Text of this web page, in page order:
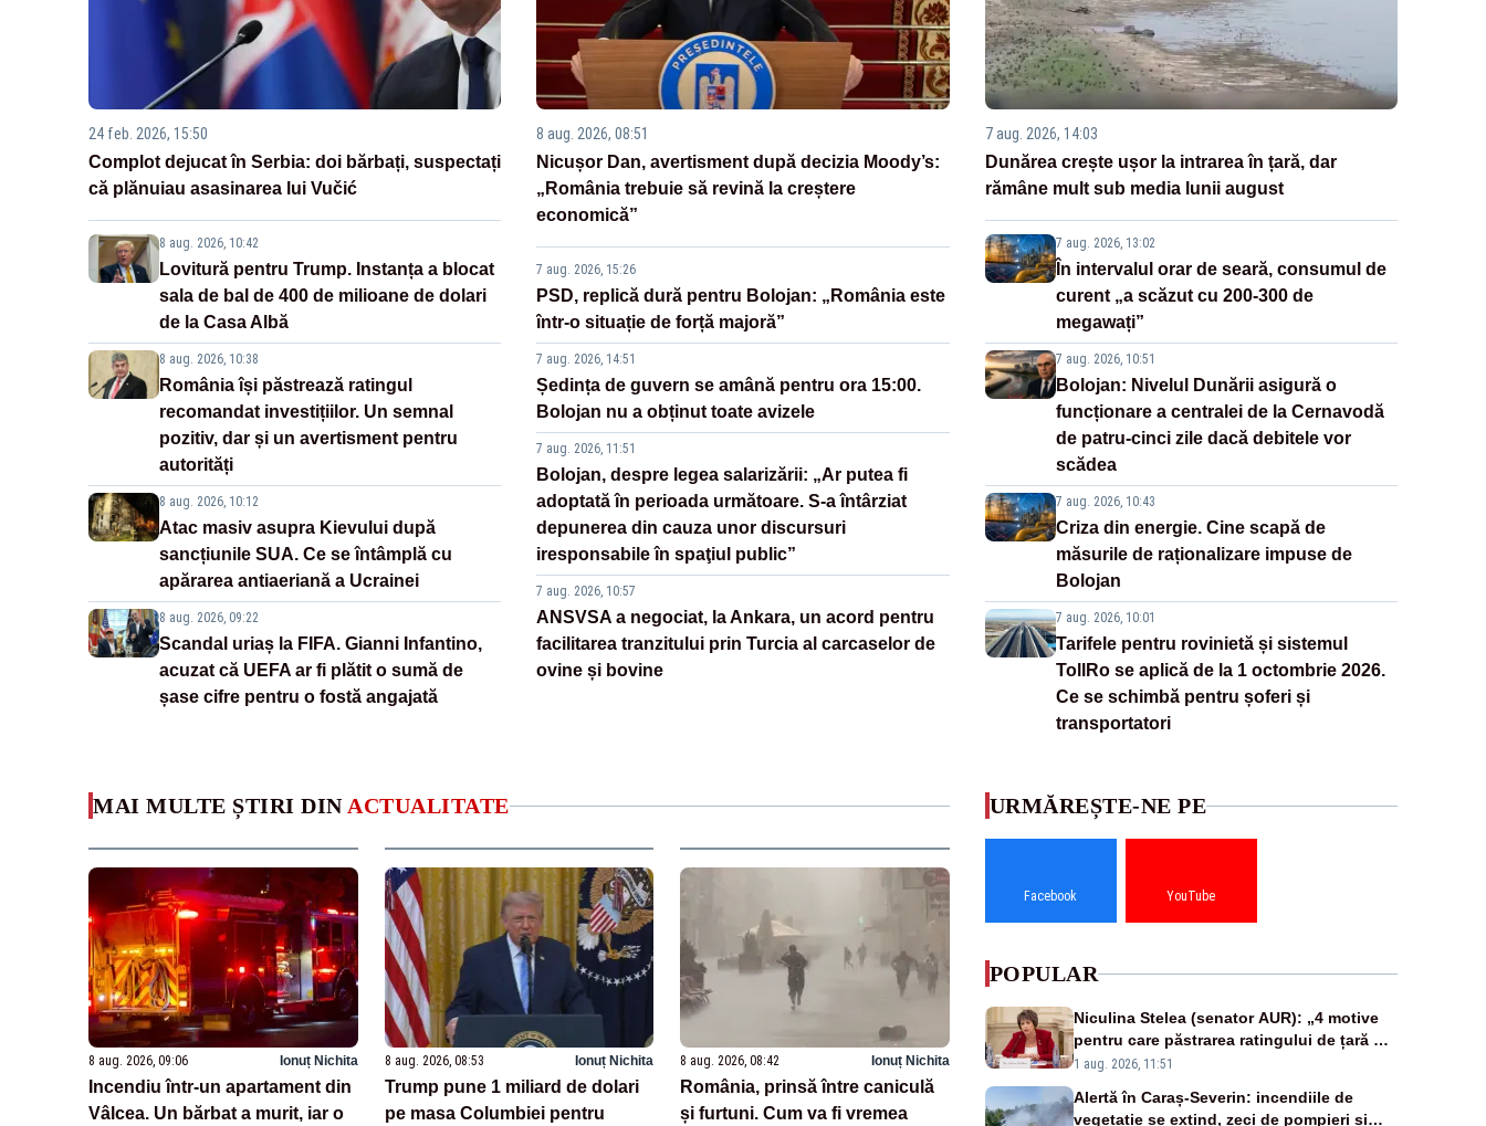
24 feb. 2026, 15:50
Complot dejucat în Serbia: doi bărbați, suspectați
că plănuiau asasinarea lui Vučić
8 aug. 2026, 10:42
Lovitură pentru Trump. Instanța a blocat
sala de bal de 400 de milioane de dolari
de la Casa Albă
8 aug. 2026, 10:38
România își păstrează ratingul
recomandat investițiilor. Un semnal
pozitiv, dar și un avertisment pentru
autorități
8 aug. 2026, 10:12
Atac masiv asupra Kievului după
sancțiunile SUA. Ce se întâmplă cu
apărarea antiaeriană a Ucrainei
8 aug. 2026, 09:22
Scandal uriaș la FIFA. Gianni Infantino,
acuzat că UEFA ar fi plătit o sumă de
șase cifre pentru o fostă angajată
8 aug. 2026, 08:51
Nicușor Dan, avertisment după decizia Moody’s:
„România trebuie să revină la creștere
economică”
7 aug. 2026, 15:26
PSD, replică dură pentru Bolojan: „România este
într-o situație de forță majoră”
7 aug. 2026, 14:51
Ședința de guvern se amână pentru ora 15:00.
Bolojan nu a obținut toate avizele
7 aug. 2026, 11:51
Bolojan, despre legea salarizării: „Ar putea fi
adoptată în perioada următoare. S-a întârziat
depunerea din cauza unor discursuri
iresponsabile în spaţiul public”
7 aug. 2026, 10:57
ANSVSA a negociat, la Ankara, un acord pentru
facilitarea tranzitului prin Turcia al carcaselor de
ovine și bovine
7 aug. 2026, 14:03
Dunărea crește ușor la intrarea în țară, dar
rămâne mult sub media lunii august
7 aug. 2026, 13:02
În intervalul orar de seară, consumul de
curent „a scăzut cu 200-300 de
megawați”
7 aug. 2026, 10:51
Bolojan: Nivelul Dunării asigură o
funcționare a centralei de la Cernavodă
de patru-cinci zile dacă debitele vor
scădea
7 aug. 2026, 10:43
Criza din energie. Cine scapă de
măsurile de raționalizare impuse de
Bolojan
7 aug. 2026, 10:01
Tarifele pentru rovinietă și sistemul
TollRo se aplică de la 1 octombrie 2026.
Ce se schimbă pentru șoferi și
transportatori
MAI MULTE ȘTIRI DIN ACTUALITATE
8 aug. 2026, 09:06 Ionuț Nichita
Incendiu într-un apartament din
Vâlcea. Un bărbat a murit, iar o
8 aug. 2026, 08:53 Ionuț Nichita
Trump pune 1 miliard de dolari
pe masa Columbiei pentru
8 aug. 2026, 08:42 Ionuț Nichita
România, prinsă între caniculă
și furtuni. Cum va fi vremea
URMĂREȘTE-NE PE
Facebook YouTube
POPULAR
Niculina Stelea (senator AUR): „4 motive
pentru care păstrarea ratingului de țară nu
este o reușită pentru Guvernul Bolojan”
1 aug. 2026, 11:51
Alertă în Caraș-Severin: incendiile de
vegetație se extind, zeci de pompieri și